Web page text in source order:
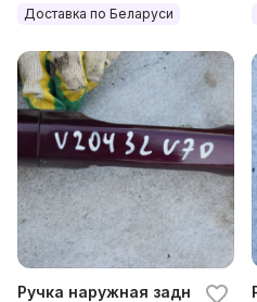
Доставка по Беларуси
Ручка наружная задняя